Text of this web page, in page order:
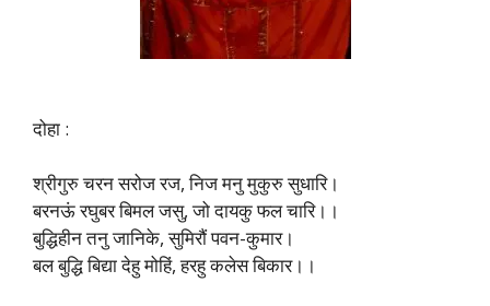
दोहा :
श्रीगुरु चरन सरोज रज, निज मनु मुकुरु सुधारि।
बरनऊं रघुबर बिमल जसु, जो दायकु फल चारि।।
बुद्धिहीन तनु जानिके, सुमिरौं पवन-कुमार।
बल बुद्धि बिद्या देहु मोहिं, हरहु कलेस बिकार।।